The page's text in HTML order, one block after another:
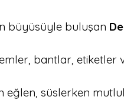
büyüsüyle buluşan
bantlar,
süslerken